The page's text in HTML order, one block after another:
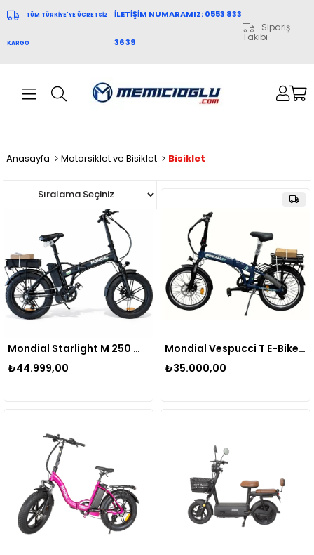
TÜM TÜRKİYE'YE ÜCRETSİZ
KARGO
İLETİŞİM NUMARAMIZ: 0553 833
36 39
Sipariş
Takibi
Anasayfa Motorsiklet ve Bisiklet Bisiklet
Mondial Starlight M 250 W Elektrikli Bisiklet Siyah
₺44.999,00
Mondial Vespucci T E-Bike Elektrikli Bisiklet Lacivert
₺35.000,00